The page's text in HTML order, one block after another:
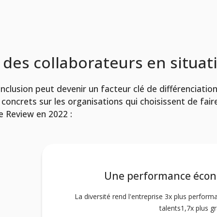
collaborateurs en
peut devenir un facteur clé de
sur les organisations qui choisissent de
en 2022 :
Une performance
La diversité rend l'entreprise 3x plus
talents1,7x plus